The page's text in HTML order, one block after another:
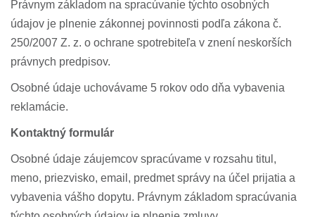
Právnym základom na spracúvanie týchto osobných
údajov je plnenie zákonnej povinnosti podľa zákona č.
250/2007 Z. z. o ochrane spotrebiteľa v znení neskorších
právnych predpisov.
Osobné údaje uchovávame 5 rokov odo dňa vybavenia
reklamácie.
Kontaktný formulár
Osobné údaje záujemcov spracúvame v rozsahu titul,
meno, priezvisko, email, predmet správy na účel prijatia a
vybavenia vášho dopytu. Právnym základom spracúvania